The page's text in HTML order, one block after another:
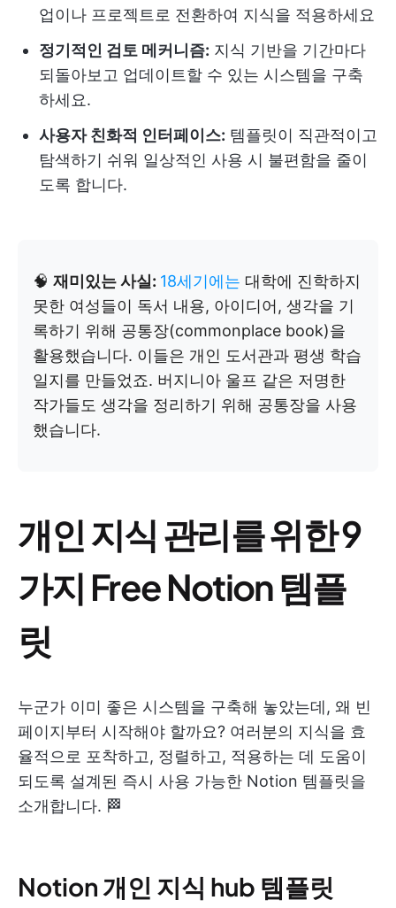
업이나 프로젝트로 전환하여 지식을 적용하세요
정기적인 검토 메커니즘: 지식 기반을 기간마다
되돌아보고 업데이트할 수 있는 시스템을 구축
하세요.
사용자 친화적 인터페이스: 템플릿이 직관적이고
탐색하기 쉬워 일상적인 사용 시 불편함을 줄이
도록 합니다.
🧠 재미있는 사실: 18세기에는 대학에 진학하지
못한 여성들이 독서 내용, 아이디어, 생각을 기
록하기 위해 공통장(commonplace book)을
활용했습니다. 이들은 개인 도서관과 평생 학습
일지를 만들었죠. 버지니아 울프 같은 저명한
작가들도 생각을 정리하기 위해 공통장을 사용
했습니다.
개인 지식 관리를 위한 9
가지 Free Notion 템플
릿
누군가 이미 좋은 시스템을 구축해 놓았는데, 왜 빈
페이지부터 시작해야 할까요? 여러분의 지식을 효
율적으로 포착하고, 정렬하고, 적용하는 데 도움이
되도록 설계된 즉시 사용 가능한 Notion 템플릿을
소개합니다. 🏁
Notion 개인 지식 hub 템플릿